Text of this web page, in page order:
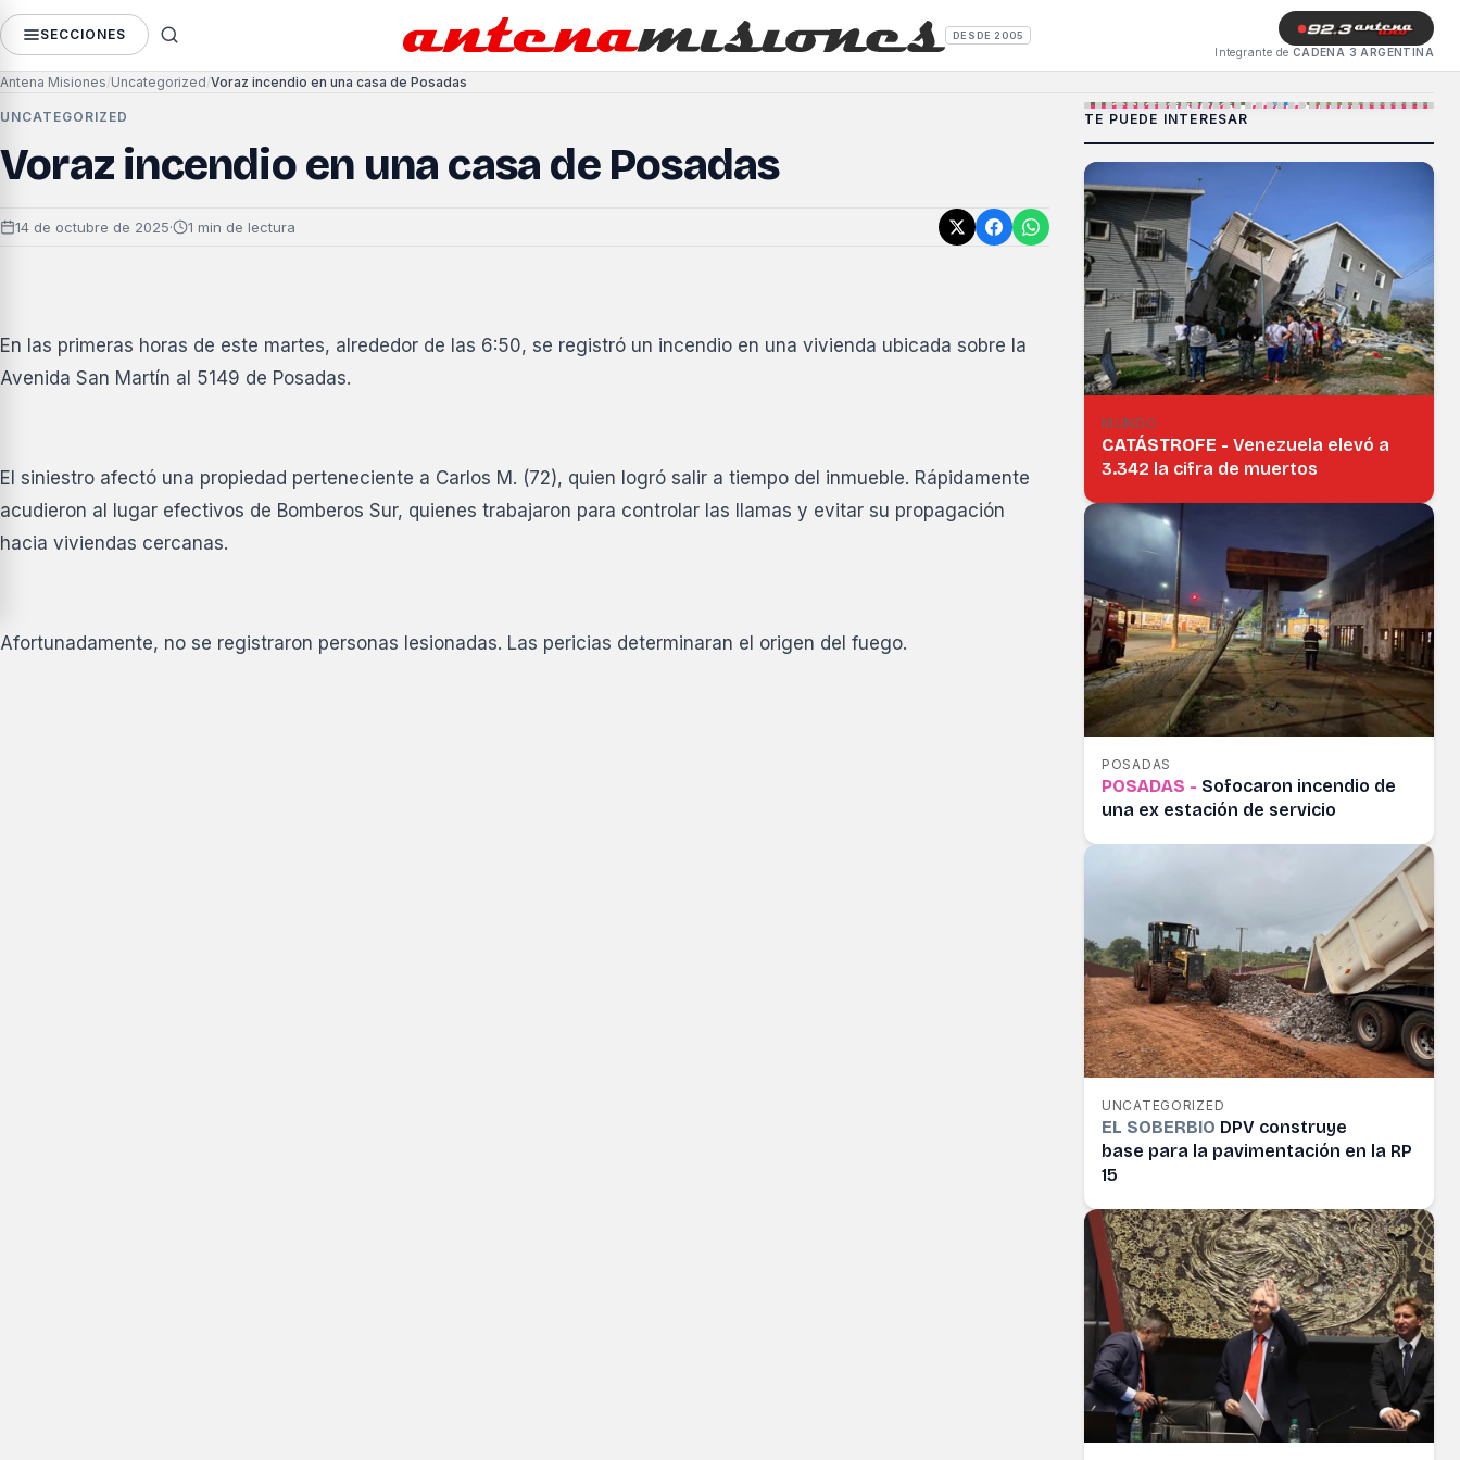
SECCIONES DESDE 2005
Integrante de CADENA 3 ARGENTINA
Antena Misiones Uncategorized Voraz incendio en una casa de Posadas
UNCATEGORIZED
Voraz incendio en una casa de Posadas
14 de octubre de 2025· 1 min de lectura
En las primeras horas de este martes, alrededor de las 6:50, se registró un incendio en una vivienda ubicada sobre la
Avenida San Martín al 5149 de Posadas.
El siniestro afectó una propiedad perteneciente a Carlos M. (72), quien logró salir a tiempo del inmueble. Rápidamente
acudieron al lugar efectivos de Bomberos Sur, quienes trabajaron para controlar las llamas y evitar su propagación
hacia viviendas cercanas.
Afortunadamente, no se registraron personas lesionadas. Las pericias determinaran el origen del fuego.
TE PUEDE INTERESAR
MUNDO
CATÁSTROFE - Venezuela elevó a
3.342 la cifra de muertos
POSADAS
POSADAS - Sofocaron incendio de
una ex estación de servicio
UNCATEGORIZED
EL SOBERBIO DPV construye
base para la pavimentación en la RP
15